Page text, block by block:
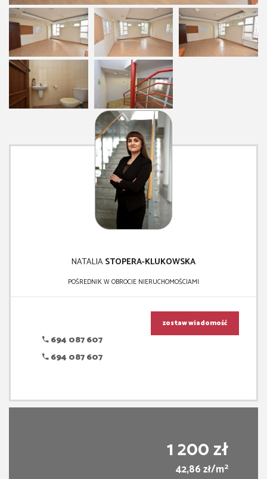
NATALIASTOPERA-KLUKOWSKA
POŚREDNIK W OBROCIE NIERUCHOMOŚCIAMI
694 087 607
694 087 607
zostaw wiadomość
1 200 zł
42,86 zł/m2